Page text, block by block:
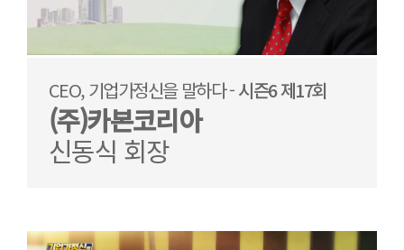
CEO, 기업가정신을 말하다 -시즌6 제17회
(주)카본코리아
신동식 회장